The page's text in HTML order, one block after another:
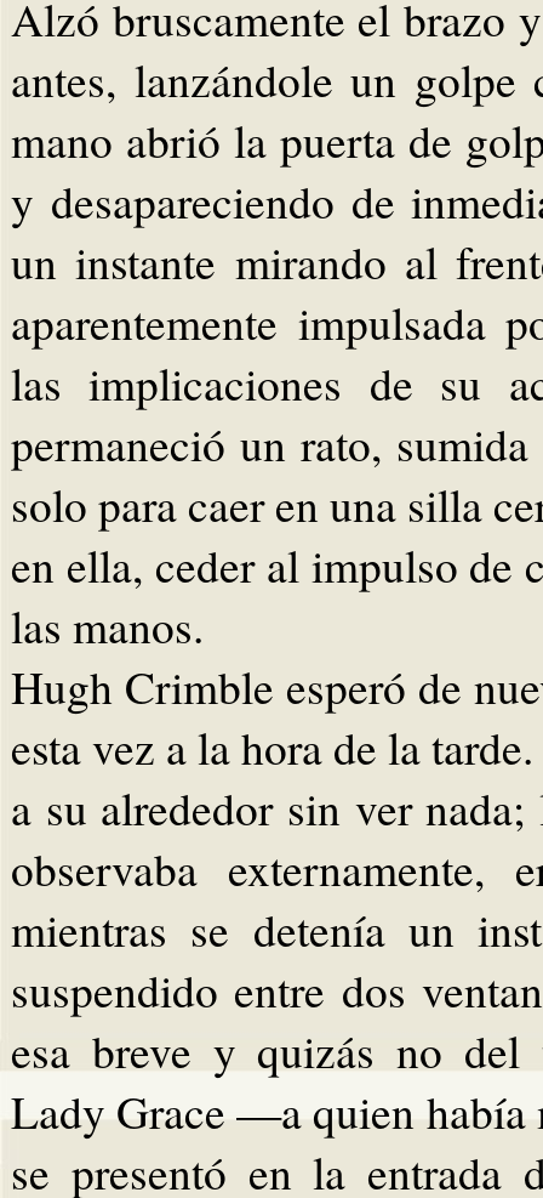
Alzó bruscamente el brazo
antes, lanzándole un
mano abrió la puerta de
y desapareciendo de
un instante mirando al
aparentemente impulsada
las implicaciones de su
permaneció un rato,
solo para caer en una silla
en ella, ceder al impulso de
las manos.
Hugh Crimble esperó de
esta vez a la hora de la
a su alrededor sin ver
observaba
mientras se detenía un
suspendido entre dos
esa breve y quizás no del
Lady Grace —a quien
se presentó en la entrada